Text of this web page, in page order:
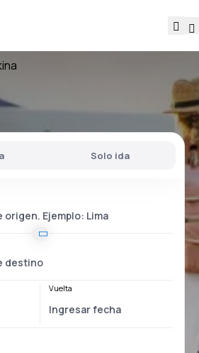
Solo ida
Vuelta